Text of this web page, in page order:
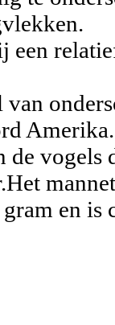
een
Amerika.
vogels
en